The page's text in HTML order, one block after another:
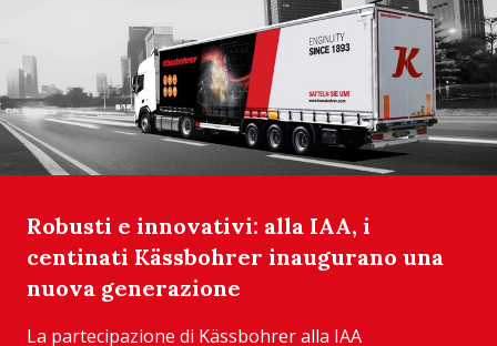
Robusti e innovativi: alla IAA, i
centinati Kässbohrer inaugurano una
nuova generazione
La partecipazione di Kässbohrer alla IAA